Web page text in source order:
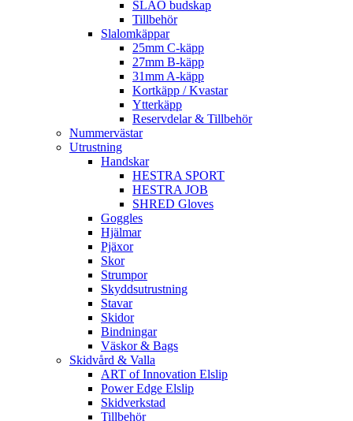
SLAO budskap
Tillbehör
Slalomkäppar
25mm C-käpp
27mm B-käpp
31mm A-käpp
Kortkäpp / Kvastar
Ytterkäpp
Reservdelar & Tillbehör
Nummervästar
Utrustning
Handskar
HESTRA SPORT
HESTRA JOB
SHRED Gloves
Goggles
Hjälmar
Pjäxor
Skor
Strumpor
Skyddsutrustning
Stavar
Skidor
Bindningar
Väskor & Bags
Skidvård & Valla
ART of Innovation Elslip
Power Edge Elslip
Skidverkstad
Tillbehör